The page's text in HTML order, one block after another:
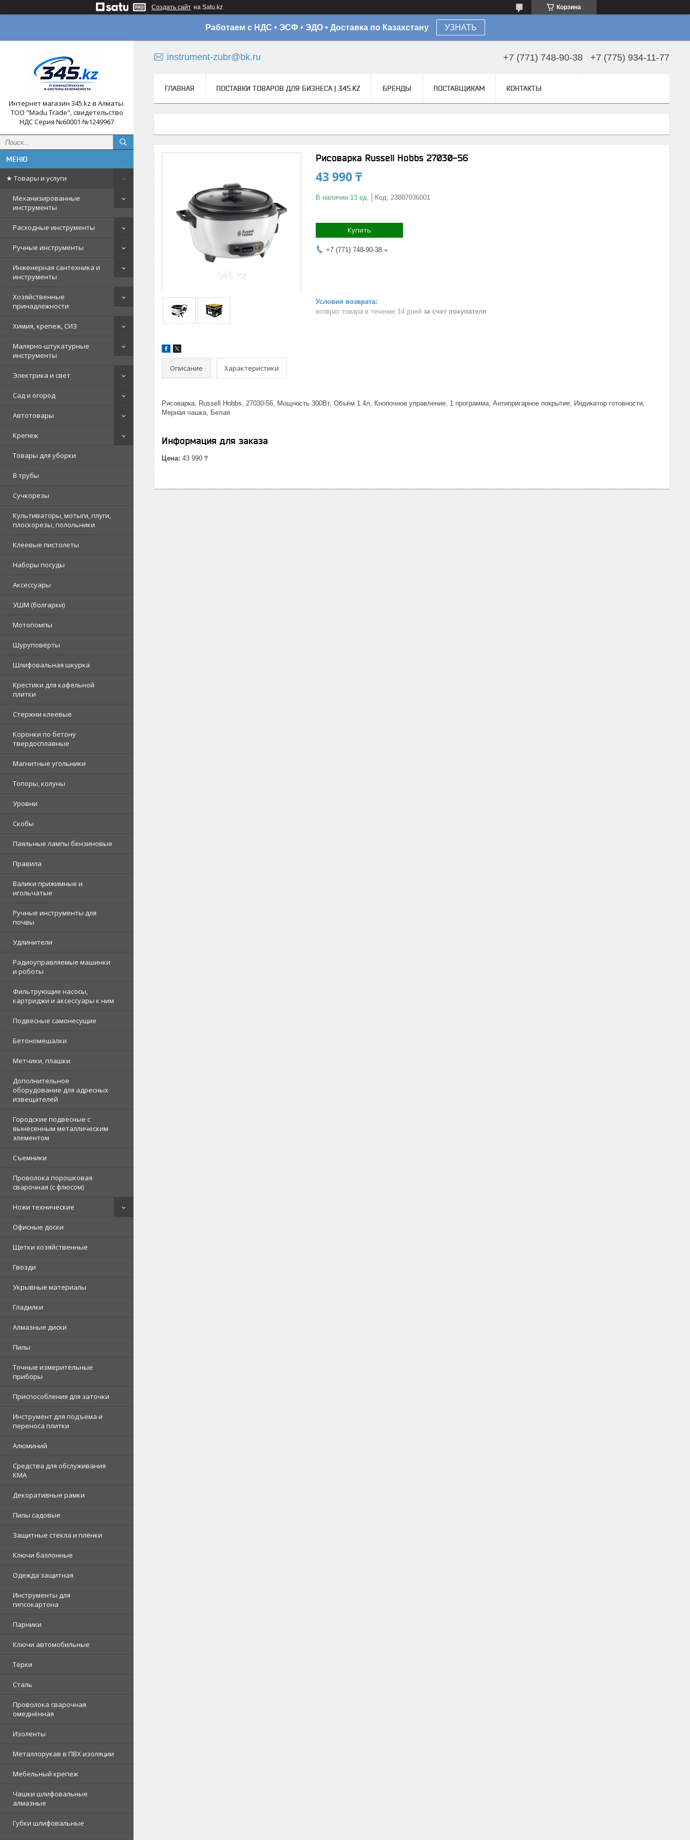
Создать сайт на Satu.kz Корзина
Работаем с НДС • ЭСФ • ЭДО • Доставка по Казахстану УЗНАТЬ
Интернет магазин 345.kz в Алматы.
ТОО "Madu Trade", свидетельство
НДС Серия №60001 №1249967
★ Товары и услуги
Механизированные
инструменты
Расходные инструменты
Ручные инструменты
Инженерная сантехника и
инструменты
Хозяйственные
принадлежности
Химия, крепеж, СИЗ
Малярно-штукатурные
инструменты
Электрика и свет
Сад и огород
Автотовары
Крепеж
Товары для уборки
В трубы
Сучкорезы
Культиваторы, мотыги, плуги,
плоскорезы, полольники
Клеевые пистолеты
Наборы посуды
Аксессуары
УШМ (болгарки)
Мотопомпы
Шуруповёрты
Шлифовальная шкурка
Крестики для кафельной
плитки
Стержни клеевые
Коронки по бетону
твердосплавные
Магнитные угольники
Топоры, колуны
Уровни
Скобы
Паяльные лампы бензиновые
Правила
Валики прижимные и
игольчатые
Ручные инструменты для
почвы
Удлинители
Радиоуправляемые машинки
и роботы
Фильтрующие насосы,
картриджи и аксессуары к ним
Подвесные самонесущие
Бетономешалки
Метчики, плашки
Дополнительное
оборудование для адресных
извещателей
Городские подвесные с
вынесенным металлическим
элементом
Съемники
Проволока порошковая
сварочная (с флюсом)
Ножи технические
Офисные доски
Щетки хозяйственные
Гвозди
Укрывные материалы
Гладилки
Алмазные диски
Пилы
Точные измерительные
приборы
Приспособления для заточки
Инструмент для подъема и
переноса плитки
Алюминий
Средства для обслуживания
КМА
Декоративные рамки
Пилы садовые
Защитные стёкла и плёнки
Ключи баллонные
Одежда защитная
Инструменты для
гипсокартона
Парники
Ключи автомобильные
Терки
Сталь
Проволока сварочная
омеднённая
Изоленты
Металлорукав в ПВХ изоляции
Мебельный крепеж
Чашки шлифовальные
алмазные
Губки шлифовальные
instrument-zubr@bk.ru +7 (771) 748-90-38 +7 (775) 934-11-77
ГЛАВНАЯ ПОСТАВКИ ТОВАРОВ ДЛЯ БИЗНЕСА | 345.KZ БРЕНДЫ ПОСТАВЩИКАМ КОНТАКТЫ
Рисоварка Russell Hobbs 27030-56
43 990 ₸
В наличии 13 ед. Код: 23887036001
Купить
+7 (771) 748-90-38
возврат товара в течение 14 дней за счет покупателя
Описание Характеристики
Рисоварка, Russell Hobbs, 27030-56, Мощность 300Вт, Объём 1.4л, Кнопочное управление, 1 программа, Антипригарное покрытие, Индикатор готовности,
Мерная чашка, Белая
Информация для заказа
Цена: 43 990 ₸